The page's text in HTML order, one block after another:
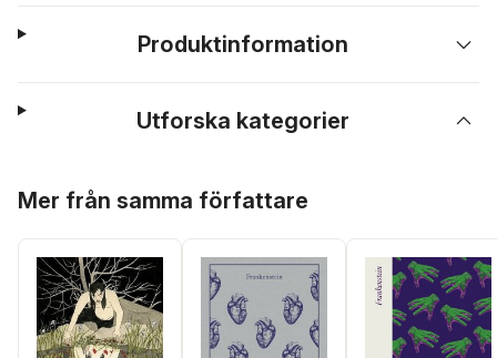
Produktinformation
Utforska kategorier
Mer från samma författare